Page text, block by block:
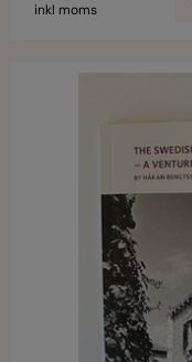
inkl moms